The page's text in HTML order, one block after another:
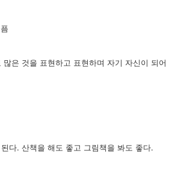
많은 것을 표현하고 표현하며 자기 자신이 되어
다. 산책을 해도 좋고 그림책을 봐도 좋다.